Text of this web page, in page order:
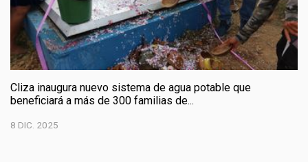
Cliza inaugura nuevo sistema de agua potable que
beneficiará a más de 300 familias de...
8 DIC. 2025